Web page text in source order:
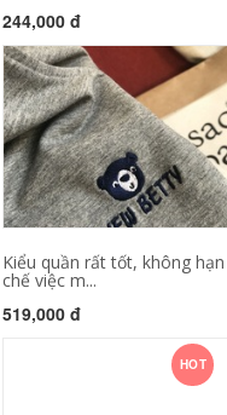
244,000 đ
Kiểu quần rất tốt, không hạn
chế việc m...
519,000 đ
HOT